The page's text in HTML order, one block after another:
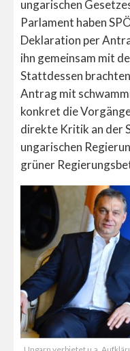
ungarischen
Parlament haben
Deklaration per
ihn gemeinsam mit
Stattdessen
Antrag mit
konkret die
direkte Kritik an der
ungarischen
grüner